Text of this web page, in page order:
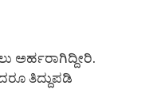
ಅರ್ಹರಾಗಿದ್ದೀರಿ.
ತಿದ್ದುಪಡಿ